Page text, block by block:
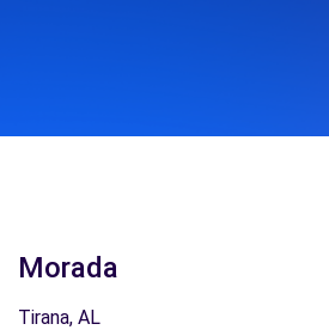
Morada
Tirana, AL